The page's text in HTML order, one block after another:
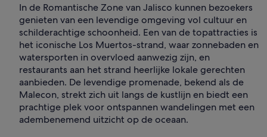
In de Romantische Zone van Jalisco kunnen bezoekers
genieten van een levendige omgeving vol cultuur en
schilderachtige schoonheid. Een van de topattracties is
het iconische Los Muertos-strand, waar zonnebaden en
watersporten in overvloed aanwezig zijn, en
restaurants aan het strand heerlijke lokale gerechten
aanbieden. De levendige promenade, bekend als de
Malecon, strekt zich uit langs de kustlijn en biedt een
prachtige plek voor ontspannen wandelingen met een
adembenemend uitzicht op de oceaan.